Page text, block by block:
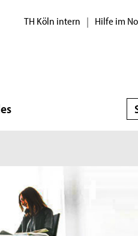
TH Köln intern | Hilfe im
Die TH Köln